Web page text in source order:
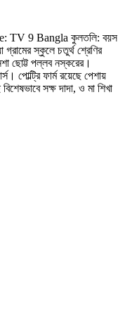
TV 9 Bangla কুলতলি: বয়স
স্কুলে চতুর্থ শ্রেণির
ছোট্ট পল্লব নস্করের।
পোল্ট্রি ফার্ম রয়েছে পেশায়
সক্ষ দাদা, ও মা শিখা